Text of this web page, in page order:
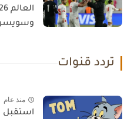
تردد قنوات
منذ عام